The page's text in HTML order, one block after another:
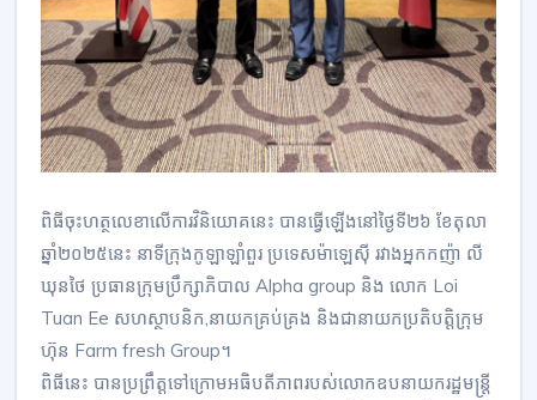
ពិធីចុះហត្ថលេខាលើការវិនិយោគនេះ បានធ្វើឡើងនៅថ្ងៃទី២៦ ខែតុលា
ឆ្នាំ២០២៥នេះ នាទីក្រុងកូឡាឡាំពួរ ប្រទេសម៉ាឡេស៊ី រវាងអ្នកកញ៉ា លី
ឃុនថៃ ប្រធានក្រុមប្រឹក្សាភិបាល Alpha group និង លោក Loi
Tuan Ee សហស្ថាបនិក,នាយកគ្រប់គ្រង និងជានាយកប្រតិបត្តិក្រុម
ហ៊ុន Farm fresh Group។
ពិធីនេះ បានប្រព្រឹត្តទៅក្រោមអធិបតីភាពរបស់លោកឧបនាយករដ្ឋមន្ត្រី